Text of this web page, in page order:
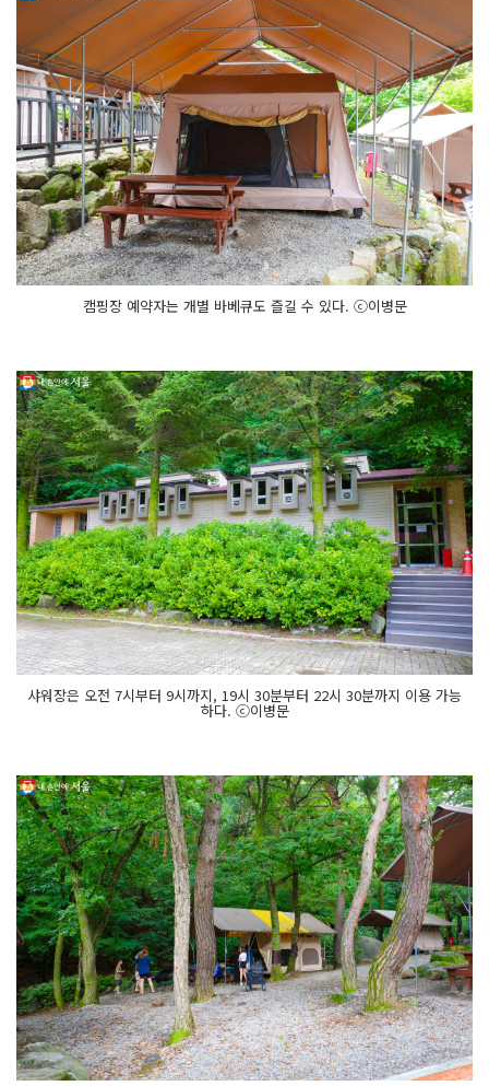
캠핑장 예약자는 개별 바베큐도 즐길 수 있다. ⓒ이병문
샤워장은 오전 7시부터 9시까지, 19시 30분부터 22시 30분까지 이용 가능
하다. ⓒ이병문